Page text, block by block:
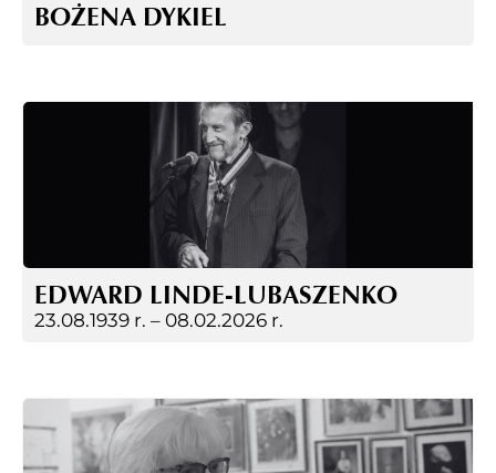
BOŻENA DYKIEL
EDWARD LINDE-LUBASZENKO
23.08.1939 r. – 08.02.2026 r.